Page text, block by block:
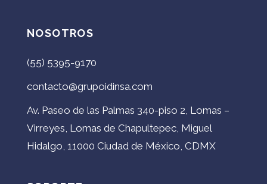
NOSOTROS
(55) 5395-9170
contacto@grupoidinsa.com
Av. Paseo de las Palmas 340-piso 2, Lomas –
Virreyes, Lomas de Chapultepec, Miguel
Hidalgo, 11000 Ciudad de México, CDMX